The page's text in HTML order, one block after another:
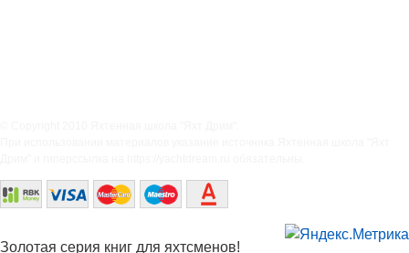
Золотая серия книг для яхтсменов!